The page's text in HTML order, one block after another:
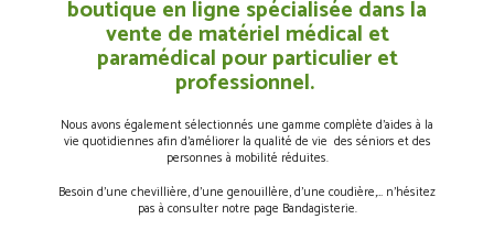
boutique en ligne spécialisée dans la
vente de matériel médical et
paramédical pour particulier et
professionnel.
Nous avons également sélectionnés une gamme complète d’aides à la
vie quotidiennes afin d’améliorer la qualité de vie des séniors et des
personnes à mobilité réduites.
Besoin d’une chevillière, d’une genouillère, d’une coudière,… n’hésitez
pas à consulter notre page Bandagisterie.